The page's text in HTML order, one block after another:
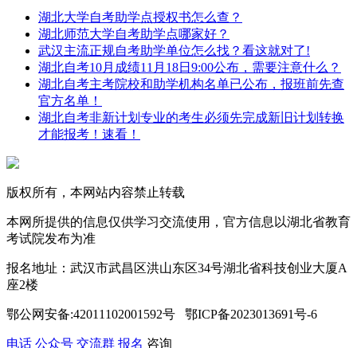
湖北大学自考助学点授权书怎么查？
湖北师范大学自考助学点哪家好？
武汉主流正规自考助学单位怎么找？看这就对了!
湖北自考10月成绩11月18日9:00公布，需要注意什么？
湖北自考主考院校和助学机构名单已公布，报班前先查
官方名单！
湖北自考非新计划专业的考生必须先完成新旧计划转换
才能报考！速看！
版权所有，本网站内容禁止转载
本网所提供的信息仅供学习交流使用，官方信息以湖北省教育
考试院发布为准
报名地址：武汉市武昌区洪山东区34号湖北省科技创业大厦A
座2楼
鄂公网安备:42011102001592号 鄂ICP备2023013691号-6
电话 公众号 交流群 报名 咨询